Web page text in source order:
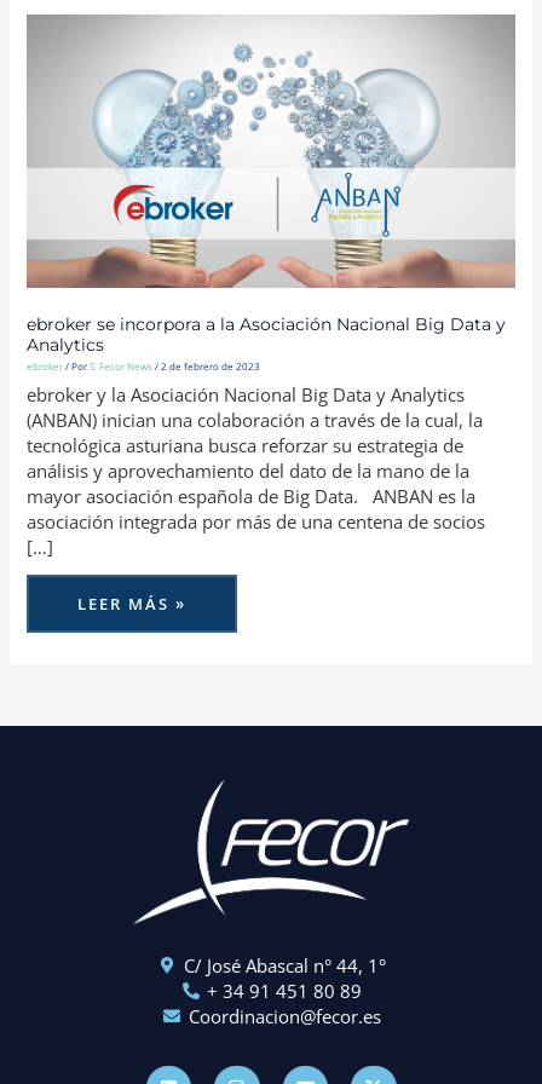
ebroker se incorpora a la Asociación Nacional Big Data y
Analytics
ebroker/ PorS. Fecor News/2 de febrero de 2023
ebroker y la Asociación Nacional Big Data y Analytics
(ANBAN) inician una colaboración a través de la cual, la
tecnológica asturiana busca reforzar su estrategia de
análisis y aprovechamiento del dato de la mano de la
mayor asociación española de Big Data. ANBAN es la
asociación integrada por más de una centena de socios
[…]
EBROKER
ASOCIACIÓN
NACIONAL
DATA
ANALYTICS
LEER MÁS »
C/ José Abascal n° 44, 1°
+ 34 91 451 80 89
Coordinacion@fecor.es
L
i
I
n
Y
o
X
-